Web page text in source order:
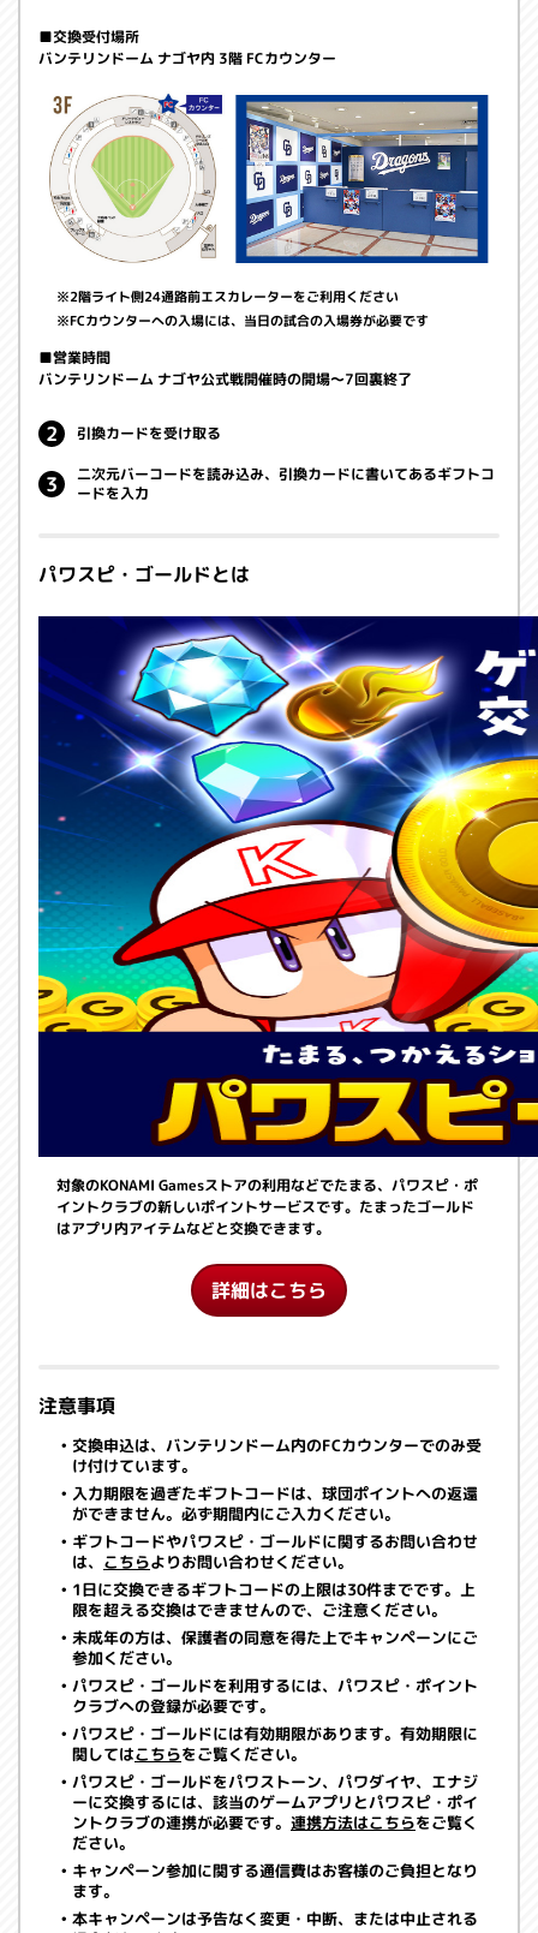
■交換受付場所
バンテリンドーム ナゴヤ内 3階 FCカウンター
2階ライト側24通路前エスカレーターをご利用ください
FCカウンターへの入場には、当日の試合の入場券が必要です
■営業時間
バンテリンドーム ナゴヤ公式戦開催時の開場～7回裏終了
引換カードを受け取る
二次元バーコードを読み込み、引換カードに書いてあるギフトコ
ードを入力
パワスピ・ゴールドとは
対象のKONAMI Gamesストアの利用などでたまる、パワスピ・ポ
イントクラブの新しいポイントサービスです。たまったゴールド
はアプリ内アイテムなどと交換できます。
詳細はこちら
注意事項
交換申込は、バンテリンドーム内のFCカウンターでのみ受
け付けています。
入力期限を過ぎたギフトコードは、球団ポイントへの返還
ができません。必ず期間内にご入力ください。
ギフトコードやパワスピ・ゴールドに関するお問い合わせ
は、 こちらよりお問い合わせください。
1日に交換できるギフトコードの上限は30件までです。上
限を超える交換はできませんので、ご注意ください。
未成年の方は、保護者の同意を得た上でキャンペーンにご
参加ください。
パワスピ・ゴールドを利用するには、パワスピ・ポイント
クラブへの登録が必要です。
パワスピ・ゴールドには有効期限があります。有効期限に
関してはこちらをご覧ください。
パワスピ・ゴールドをパワストーン、パワダイヤ、エナジ
ーに交換するには、該当のゲームアプリとパワスピ・ポイ
ントクラブの連携が必要です。 連携方法はこちらをご覧く
ださい。
キャンペーン参加に関する通信費はお客様のご負担となり
ます。
本キャンペーンは予告なく変更・中断、または中止される